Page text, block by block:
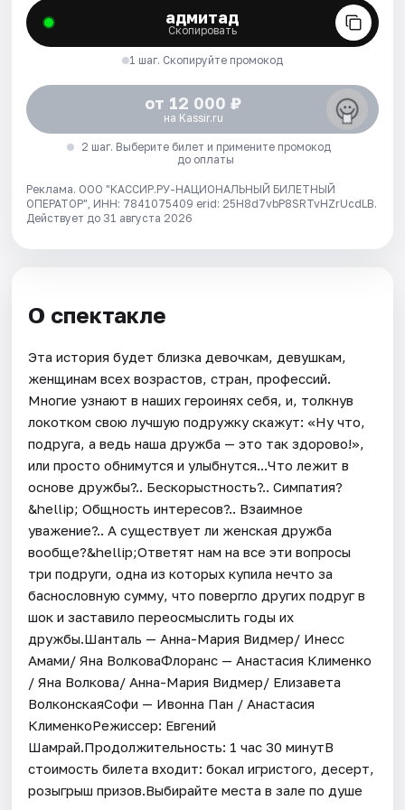
адмитад
Скопировать
1 шаг. Скопируйте промокод
от 12 000 ₽
на Kassir.ru
2 шаг. Выберите билет и примените промокод
до оплаты
Реклама. ООО "КАССИР.РУ-НАЦИОНАЛЬНЫЙ БИЛЕТНЫЙ
ОПЕРАТОР", ИНН: 7841075409 erid: 25H8d7vbP8SRTvHZrUcdLB.
Действует до 31 августа 2026
О спектакле
Эта история будет близка девочкам, девушкам,
женщинам всех возрастов, стран, профессий.
Многие узнают в наших героинях себя, и, толкнув
локотком свою лучшую подружку скажут: «Ну что,
подруга, а ведь наша дружба — это так здорово!»,
или просто обнимутся и улыбнутся...Что лежит в
основе дружбы?.. Бескорыстность?.. Симпатия?
&hellip; Общность интересов?.. Взаимное
уважение?.. А существует ли женская дружба
вообще?&hellip;Ответят нам на все эти вопросы
три подруги, одна из которых купила нечто за
баснословную сумму, что повергло других подруг в
шок и заставило переосмыслить годы их
дружбы.Шанталь — Анна-Мария Видмер/ Инесс
Амами/ Яна ВолковаФлоранс — Анастасия Клименко
/ Яна Волкова/ Анна-Мария Видмер/ Елизавета
ВолконскаяСофи — Ивонна Пан / Анастасия
КлименкоРежиссер: Евгений
Шамрай.Продолжительность: 1 час 30 минутВ
стоимость билета входит: бокал игристого, десерт,
розыгрыш призов.Выбирайте места в зале по душе